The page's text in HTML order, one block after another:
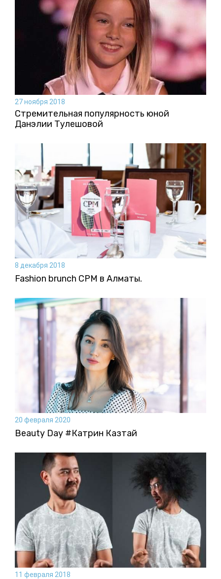
27 ноября 2018
Стремительная популярность юной
Данэлии Тулешовой
8 декабря 2018
Fashion brunch CPM в Алматы.
20 февраля 2020
Beauty Day #Катрин Казтай
11 февраля 2018